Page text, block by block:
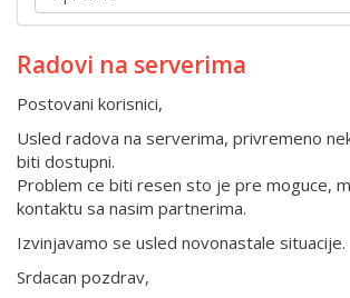
Radovi na serverima
Postovani korisnici,
Usled radova na serverima, privremeno
biti dostupni.
Problem ce biti resen sto je pre moguce,
kontaktu sa nasim partnerima.
Izvinjavamo se usled novonastale situacije.
Srdacan pozdrav,